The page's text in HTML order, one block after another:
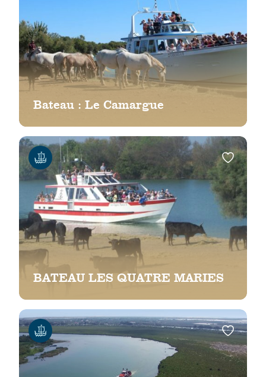
Bateau : Le Camargue
BATEAU LES QUATRE MARIES